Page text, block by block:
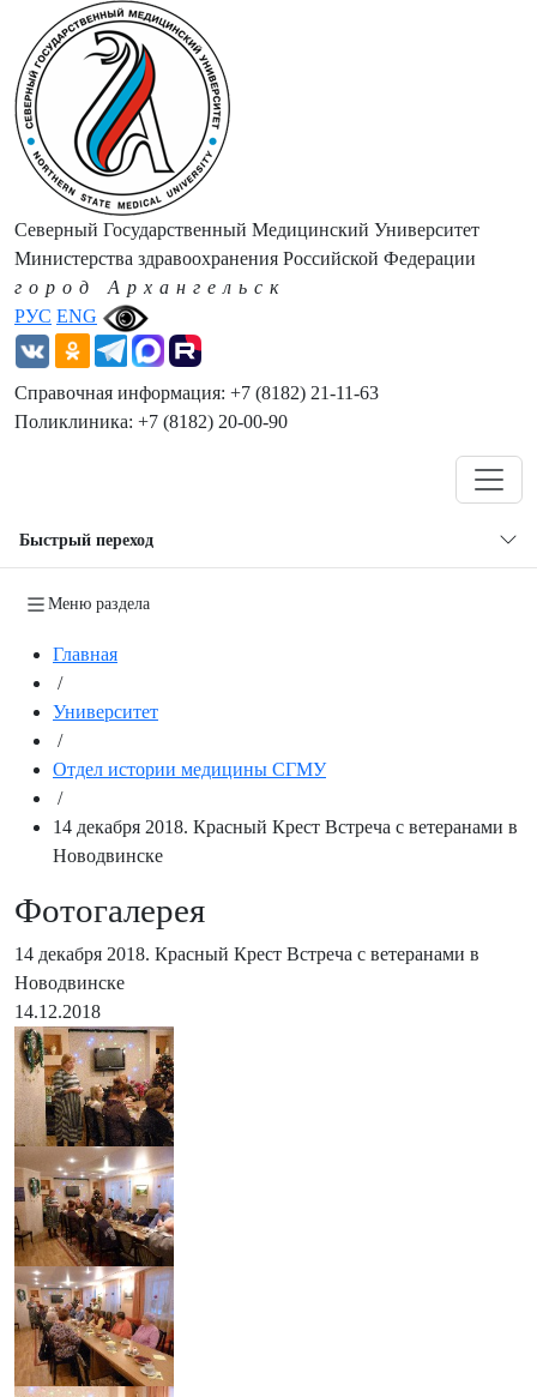
РУС ENG
Северный Государственный Медицинский Университет
Министерства здравоохранения Российской Федерации
город Архангельск
Справочная информация: +7 (8182) 21-11-63
Поликлиника: +7 (8182) 20-00-90
Быстрый переход
Меню раздела
Главная
/
Университет
/
Отдел истории медицины СГМУ
/
14 декабря 2018. Красный Крест Встреча с ветеранами в
Новодвинске
Фотогалерея
14 декабря 2018. Красный Крест Встреча с ветеранами в
Новодвинске
14.12.2018